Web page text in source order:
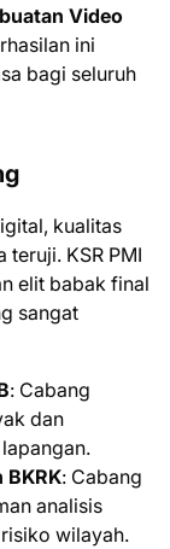
Video
ini
bagi seluruh
kualitas
KSR PMI
elit babak final
sangat
: Cabang
dan
BKRK: Cabang
analisis
wilayah.